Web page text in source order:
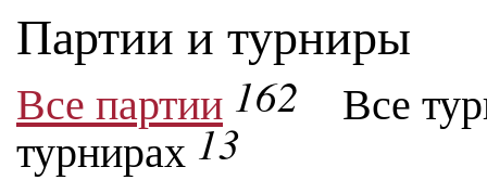
Партии и турниры
Все партии 162
Все
турнирах13